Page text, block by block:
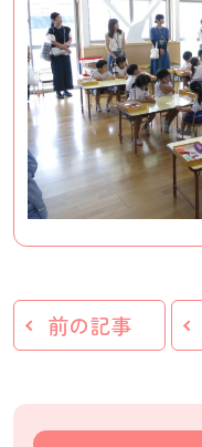
前の記事